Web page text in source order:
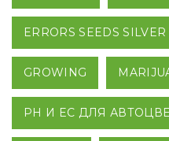
ERRORS SEEDS SILVER
GROWING
PH И EC ДЛЯ